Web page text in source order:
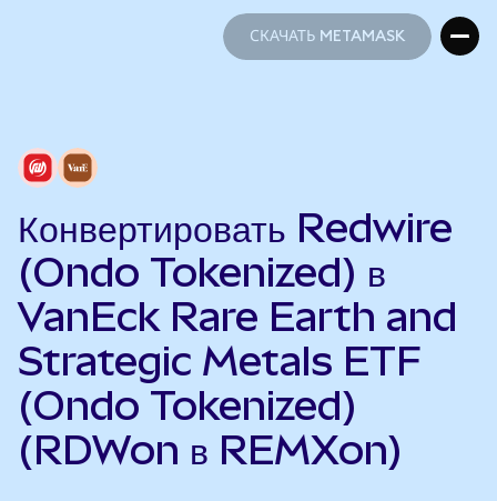
СКАЧАТЬ METAMASK
Конвертировать Redwire
(Ondo Tokenized) в
VanEck Rare Earth and
Strategic Metals ETF
(Ondo Tokenized)
(RDWon в REMXon)